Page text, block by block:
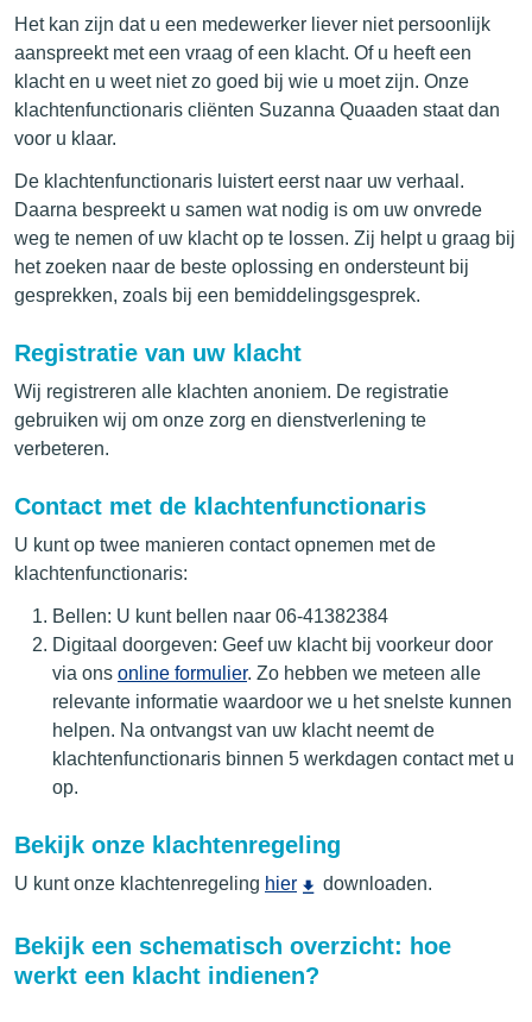
Het kan zijn dat u een medewerker liever niet persoonlijk
aanspreekt met een vraag of een klacht. Of u heeft een
klacht en u weet niet zo goed bij wie u moet zijn. Onze
klachtenfunctionaris cliënten Suzanna Quaaden staat dan
voor u klaar.
De klachtenfunctionaris luistert eerst naar uw verhaal.
Daarna bespreekt u samen wat nodig is om uw onvrede
weg te nemen of uw klacht op te lossen. Zij helpt u graag bij
het zoeken naar de beste oplossing en ondersteunt bij
gesprekken, zoals bij een bemiddelingsgesprek.
Registratie van uw klacht
Wij registreren alle klachten anoniem. De registratie
gebruiken wij om onze zorg en dienstverlening te
verbeteren.
Contact met de klachtenfunctionaris
U kunt op twee manieren contact opnemen met de
klachtenfunctionaris:
Bellen: U kunt bellen naar 06-41382384
Digitaal doorgeven: Geef uw klacht bij voorkeur door
via ons online formulier. Zo hebben we meteen alle
relevante informatie waardoor we u het snelste kunnen
helpen. Na ontvangst van uw klacht neemt de
klachtenfunctionaris binnen 5 werkdagen contact met u
op.
Bekijk onze klachtenregeling
U kunt onze klachtenregeling hier downloaden.
Bekijk een schematisch overzicht: hoe
werkt een klacht indienen?